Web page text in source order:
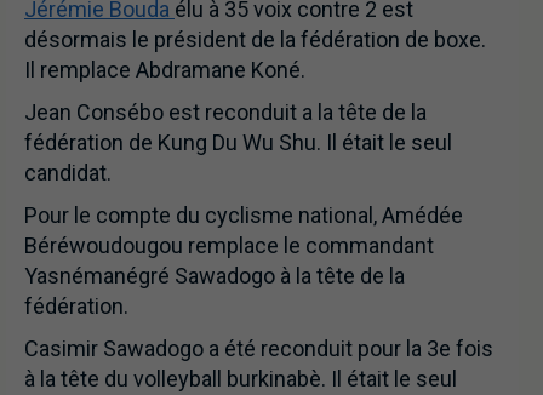
Jérémie Bouda élu à 35 voix contre 2 est
désormais le président de la fédération de boxe.
Il remplace Abdramane Koné.
Jean Consébo est reconduit a la tête de la
fédération de Kung Du Wu Shu. Il était le seul
candidat.
Pour le compte du cyclisme national, Amédée
Béréwoudougou remplace le commandant
Yasnémanégré Sawadogo à la tête de la
fédération.
Casimir Sawadogo a été reconduit pour la 3e fois
à la tête du volleyball burkinabè. Il était le seul